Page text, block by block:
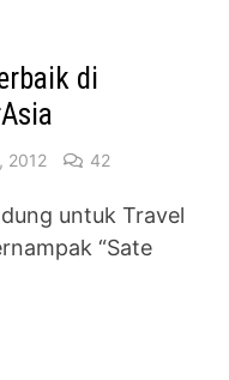
di
2012 42
untuk Travel
“Sate